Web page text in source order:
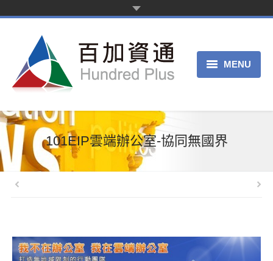
MENU
产品服务
关于我们
101EIP雲端辦公室-協同無國界